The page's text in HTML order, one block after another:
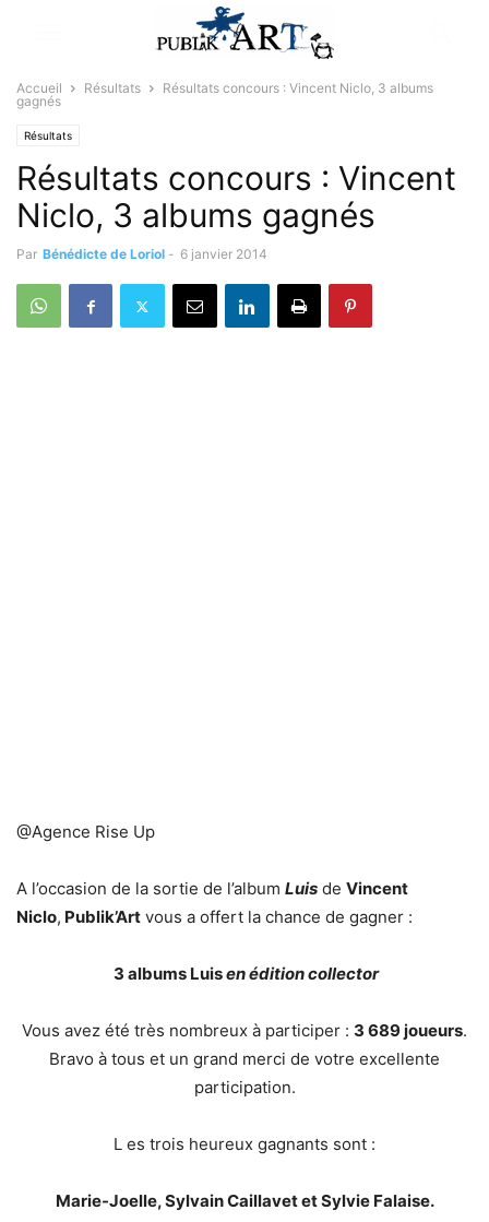
Accueil Résultats
Résultats concours : Vincent Niclo, 3 albums
gagnés
Résultats
Résultats concours : Vincent
Niclo, 3 albums gagnés
Par Bénédicte de Loriol - 6 janvier 2014
@Agence Rise Up
A l’occasion de la sortie de l’album Luis de Vincent
Niclo, Publik’Art vous a offert la chance de gagner :
3 albums Luisen édition collector
Vous avez été très nombreux à participer : 3 689 joueurs.
Bravo à tous et un grand merci de votre excellente
participation.
L es trois heureux gagnants sont :
Marie-Joelle, Sylvain Caillavet et Sylvie Falaise.